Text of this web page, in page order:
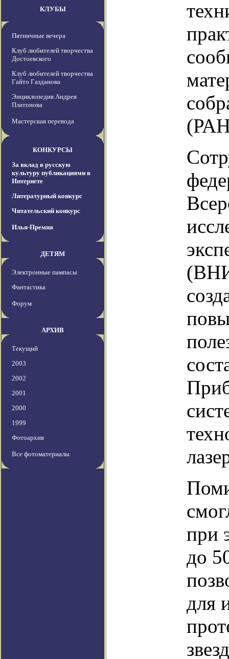
КЛУБЫ
Пятничные вечера
Клуб любителей творчества
Достоевского
Клуб любителей творчества
Гайто Газданова
Энциклопедия Андрея
Платонова
Мастерская перевода
КОНКУРСЫ
За вклад в русскую
культуру публикациями в
Интернете
Литературный конкурс
Читательский конкурс
Илья-Премия
ДЕТЯМ
Электронные пампасы
Фантастика
Форум
АРХИВ
Текущий
2003
2002
2001
2000
1999
Фотоархив
Все фотоматериалы
при
до
для